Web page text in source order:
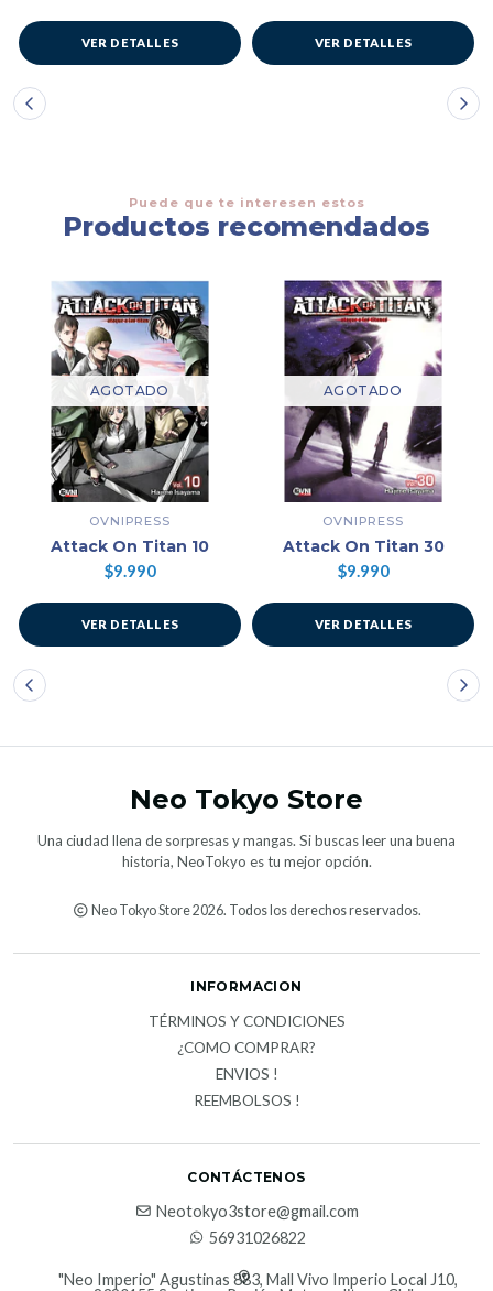
VER DETALLES VER DETALLES
Puede que te interesen estos
Productos recomendados
AGOTADO
OVNIPRESS
Attack On Titan 10
$9.990
VER DETALLES
AGOTADO
OVNIPRESS
Attack On Titan 30
$9.990
VER DETALLES
Neo Tokyo Store
Una ciudad llena de sorpresas y mangas. Si buscas leer una buena
historia, NeoTokyo es tu mejor opción.
Neo Tokyo Store 2026. Todos los derechos reservados.
INFORMACION
TÉRMINOS Y CONDICIONES
¿COMO COMPRAR?
ENVIOS !
REEMBOLSOS !
CONTÁCTENOS
Neotokyo3store@gmail.com
56931026822
"Neo Imperio" Agustinas 883, Mall Vivo Imperio Local J10,